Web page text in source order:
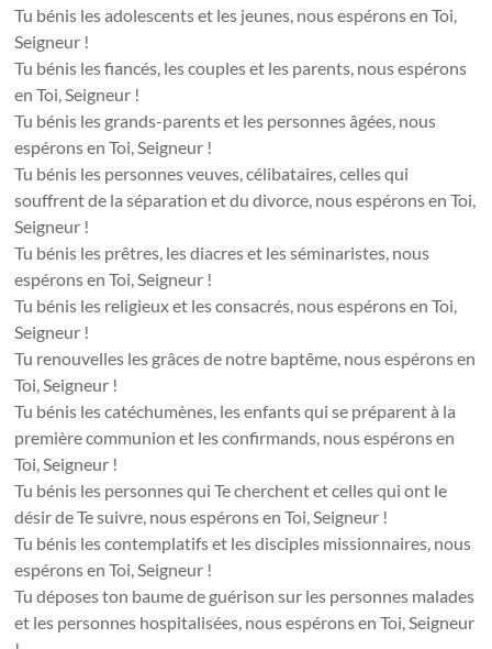
Tu bénis les adolescents et les jeunes, nous espérons en Toi,
Seigneur !
Tu bénis les fiancés, les couples et les parents, nous espérons
en Toi, Seigneur !
Tu bénis les grands-parents et les personnes âgées, nous
espérons en Toi, Seigneur !
Tu bénis les personnes veuves, célibataires, celles qui
souffrent de la séparation et du divorce, nous espérons en Toi,
Seigneur !
Tu bénis les prêtres, les diacres et les séminaristes, nous
espérons en Toi, Seigneur !
Tu bénis les religieux et les consacrés, nous espérons en Toi,
Seigneur !
Tu renouvelles les grâces de notre baptême, nous espérons en
Toi, Seigneur !
Tu bénis les catéchumènes, les enfants qui se préparent à la
première communion et les confirmands, nous espérons en
Toi, Seigneur !
Tu bénis les personnes qui Te cherchent et celles qui ont le
désir de Te suivre, nous espérons en Toi, Seigneur !
Tu bénis les contemplatifs et les disciples missionnaires, nous
espérons en Toi, Seigneur !
Tu déposes ton baume de guérison sur les personnes malades
et les personnes hospitalisées, nous espérons en Toi, Seigneur